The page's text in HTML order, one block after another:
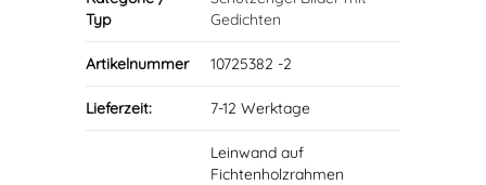
Typ
Gedichten
Artikelnummer 10725382 -2
Lieferzeit: 7-12 Werktage
Leinwand auf
Fichtenholzrahmen